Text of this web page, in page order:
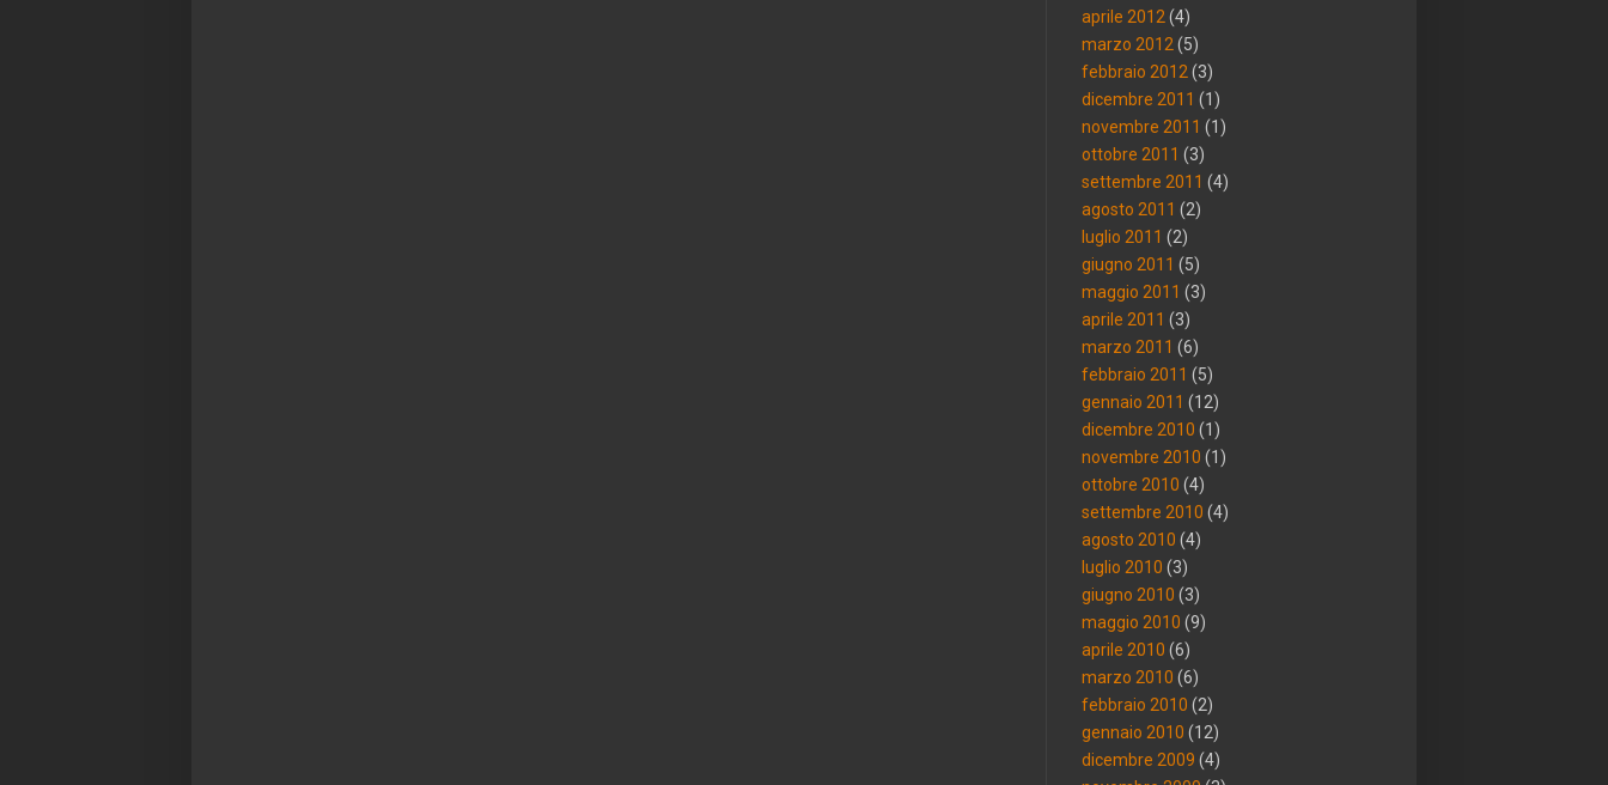
aprile 2012 (4)
marzo 2012 (5)
febbraio 2012 (3)
dicembre 2011 (1)
novembre 2011 (1)
ottobre 2011 (3)
settembre 2011 (4)
agosto 2011 (2)
luglio 2011 (2)
giugno 2011 (5)
maggio 2011 (3)
aprile 2011 (3)
marzo 2011 (6)
febbraio 2011 (5)
gennaio 2011 (12)
dicembre 2010 (1)
novembre 2010 (1)
ottobre 2010 (4)
settembre 2010 (4)
agosto 2010 (4)
luglio 2010 (3)
giugno 2010 (3)
maggio 2010 (9)
aprile 2010 (6)
marzo 2010 (6)
febbraio 2010 (2)
gennaio 2010 (12)
dicembre 2009 (4)